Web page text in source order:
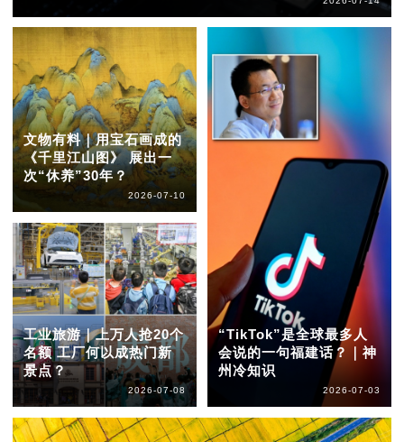
文物有料｜用宝石画成的
《千里江山图》 展出一
次“休养”30年？
2026-07-10
工业旅游｜上万人抢20个
名额 工厂何以成热门新
景点？
2026-07-08
“TikTok”是全球最多人
会说的一句福建话？｜神
州冷知识
2026-07-03